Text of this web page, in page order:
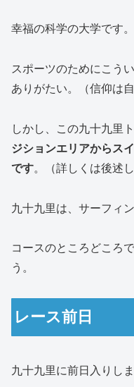
幸福の科学の大学です。
スポーツのためにこう
ありがたい。（信仰は
しかし、この九十九里
ジションエリアからス
です。（詳しくは後述し
九十九里は、サーフィ
コースのところどころ
う。
レース前日
九十九里に前日入りしま